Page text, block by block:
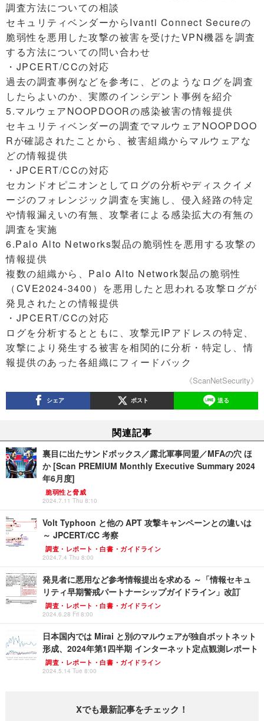
調査方法についての相談
セキュリティベンダーからIvanti Connect Secureの
脆弱性を悪用した攻撃の被害を受けたVPN機器を調査
する方法についての問い合わせ
・JPCERT/CCの対応
過去の調査事例などを参考に、どのようなログを調査
したらよいのか、実際のインシデント事例を紹介
5.マルウェアNOOPDOORの感染被害の情報提供
セキュリティベンダーの調査でマルウェアNOOPDOO
Rが確認されたことから、被害組織からマルウェアな
どの情報提供
・JPCERT/CCの対応
セカンドオピニオンとしてログの分析やディスクイメ
ージのフォレンジック調査を実施し、侵入経路の特定
や情報漏えいの有無、攻撃者による感染拡大の有無の
調査を実施
6.Palo Alto Networks製品の脆弱性を悪用する攻撃の
情報提供
複数の組織から、Palo Alto Network製品の脆弱性
（CVE2024-3400）を悪用したと思われる攻撃ログが
発見されたとの情報提供
・JPCERT/CCの対応
ログを分析するとともに、攻撃元IPアドレスの特定、
攻撃により発生する被害を相関的に分析・特定し、情
報提供のあった各組織にフィードバック
《ScanNetSecurity》
シェア ポスト 送る
関連記事
裏目に出たサンドボックス／露北軍事同盟／MFAの穴 ほ
か [Scan PREMIUM Monthly Executive Summary 2024
年6月度]
脆弱性と脅威
2024.7.11 Thu 8:10
Volt Typhoon と他の APT 攻撃キャンペーンとの違いは
～ JPCERT/CC 考察
調査・レポート・白書・ガイドライン
2024.7.4 Thu 8:00
発見者に悪用など参考情報提出を求める ～「情報セキュ
リティ早期警戒パートナーシップガイドライン」改訂
調査・レポート・白書・ガイドライン
2024.6.28 Fri 8:00
日本国内では Mirai と別のマルウェアが独自ボットネット
形成、2024年第1四半期 インターネット定点観測レポート
調査・レポート・白書・ガイドライン
2024.5.14 Tue 8:00
Xでも最新記事をチェック！